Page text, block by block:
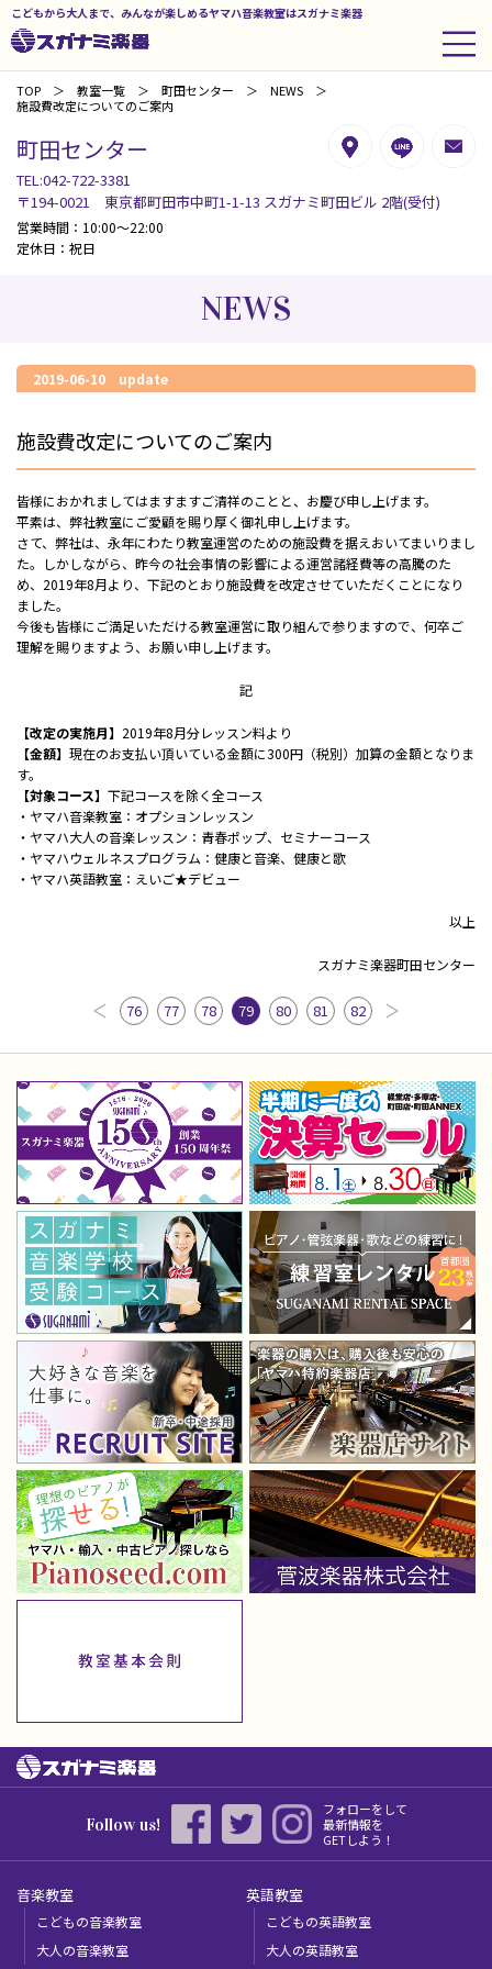
こどもから大人まで、みんなが楽しめるヤマハ音楽教室はスガナミ楽器
TOP 教室一覧 町田センター
NEWS
施設費改定についてのご案内
町田センター
TEL:042-722-3381
〒194-0021 東京都町田市中町1-1-13 スガナミ町田ビル 2階(受付)
営業時間：10:00～22:00
定休日：祝日
NEWS
2019-06-10 update
施設費改定についてのご案内
皆様におかれましてはますますご清祥のことと、お慶び申し上げます。
平素は、弊社教室にご愛顧を賜り厚く御礼申し上げます。
さて、弊社は、永年にわたり教室運営のための施設費を据えおいてまいりまし
た。しかしながら、昨今の社会事情の影響による運営諸経費等の高騰のた
め、2019年8月より、下記のとおり施設費を改定させていただくことになり
ました。
今後も皆様にご満足いただける教室運営に取り組んで参りますので、何卒ご
理解を賜りますよう、お願い申し上げます。
記
【改定の実施月】 2019年8月分レッスン料より
【金額】 現在のお支払い頂いている金額に300円（税別）加算の金額となりま
す。
【対象コース】 下記コースを除く全コース
・ヤマハ音楽教室：オプションレッスン
・ヤマハ大人の音楽レッスン：青春ポップ、セミナーコース
・ヤマハウェルネスプログラム：健康と音楽、健康と歌
・ヤマハ英語教室：えいご★デビュー
以上
スガナミ楽器町田センター
76 77 78 79 80 81 82
Follow us!
フォローをして
最新情報を
GETしよう！
音楽教室
こどもの音楽教室
大人の音楽教室
英語教室
こどもの英語教室
大人の英語教室